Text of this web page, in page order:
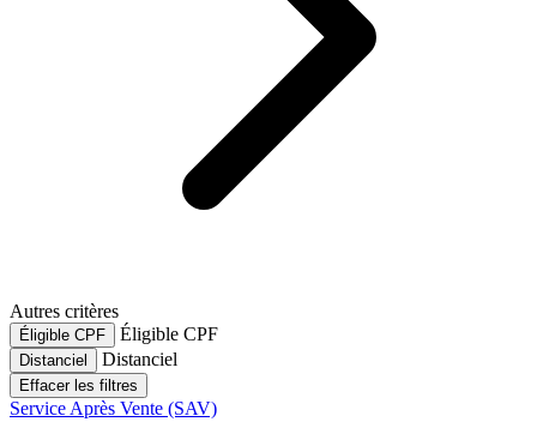
Autres critères
Éligible CPF Éligible CPF
Distanciel Distanciel
Effacer les filtres
Service Après Vente (SAV)